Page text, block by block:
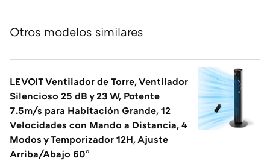
Otros modelos similares
LEVOIT Ventilador de Torre, Ventilador
Silencioso 25 dB y 23 W, Potente
7.5m/s para Habitación Grande, 12
Velocidades con Mando a Distancia, 4
Modos y Temporizador 12H, Ajuste
Arriba/Abajo 60°